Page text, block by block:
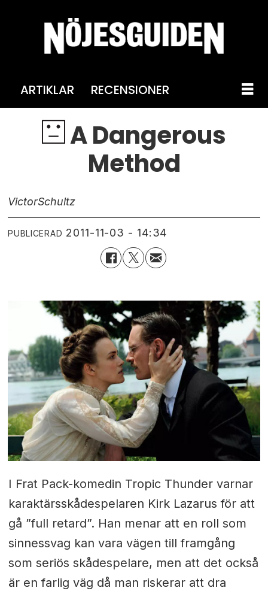
ARTIKLAR RECENSIONER
A Dangerous
Method
VictorSchultz
PUBLICERAD 2011-11-03 - 14:34
I Frat Pack-komedin Tropic Thunder varnar
karaktärsskådespelaren Kirk Lazarus för att
gå ”full retard”. Han menar att en roll som
sinnessvag kan vara vägen till framgång
som seriös skådespelare, men att det också
är en farlig väg då man riskerar att dra